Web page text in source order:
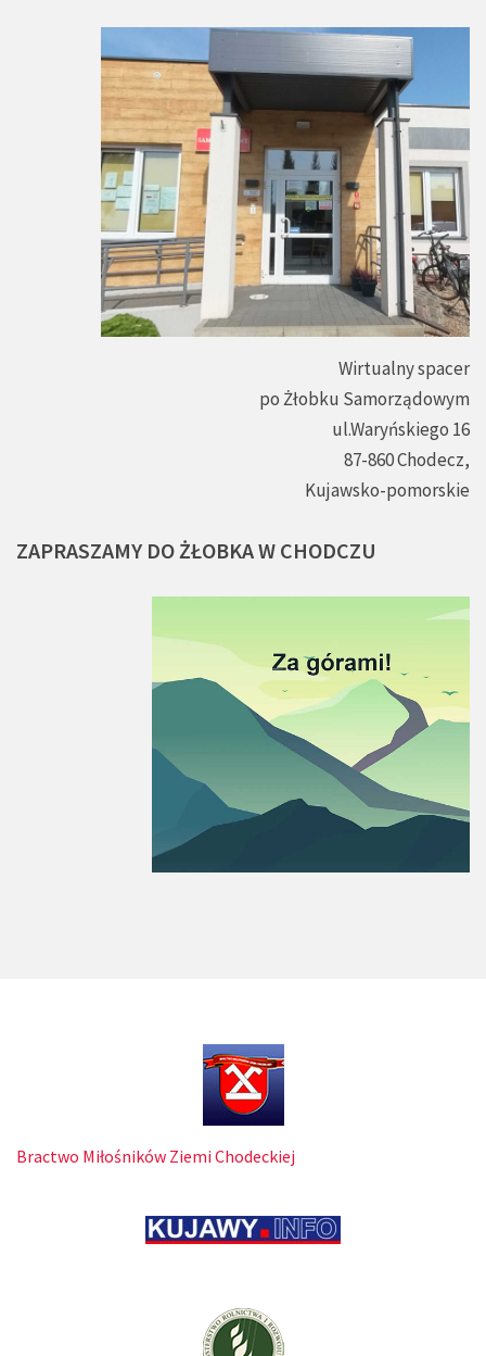
Wirtualny spacer
po Żłobku Samorządowym
ul.Waryńskiego 16
87-860 Chodecz,
Kujawsko-pomorskie
ZAPRASZAMY DO ŻŁOBKAW CHODCZU
Bractwo Miłośników Ziemi Chodeckiej